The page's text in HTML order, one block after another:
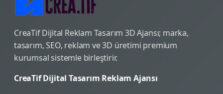
CreaTif Dijital Reklam Tasarım 3D Ajansı; marka,
tasarım, SEO, reklam ve 3D üretimi premium
kurumsal sistemle birleştirir.
CreaTif Dijital Tasarım Reklam Ajansı